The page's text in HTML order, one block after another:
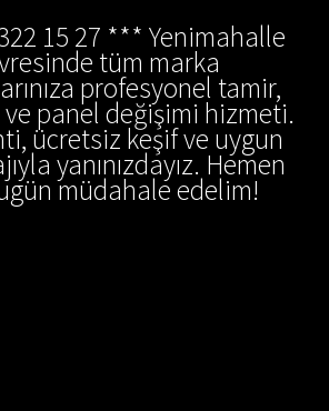
15 27 *** Yenimahalle
tüm marka
profesyonel tamir,
panel değişimi hizmeti.
ücretsiz keşif ve uygun
yanınızdayız. Hemen
müdahale edelim!